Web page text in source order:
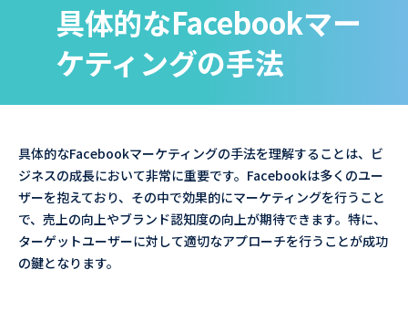
具体的なFacebookマー
ケティングの手法
具体的なFacebookマーケティングの手法を理解することは、ビ
ジネスの成長において非常に重要です。Facebookは多くのユー
ザーを抱えており、その中で効果的にマーケティングを行うこと
で、売上の向上やブランド認知度の向上が期待できます。特に、
ターゲットユーザーに対して適切なアプローチを行うことが成功
の鍵となります。